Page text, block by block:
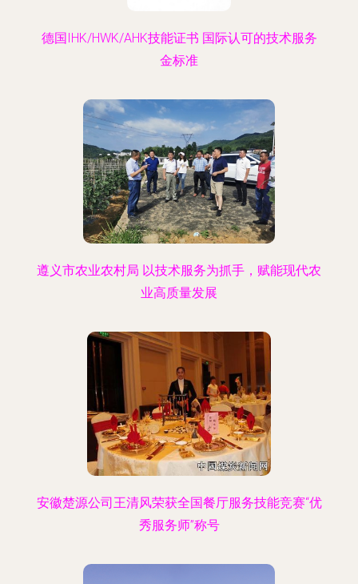
德国IHK/HWK/AHK技能证书 国际认可的技术服务
金标准
遵义市农业农村局 以技术服务为抓手，赋能现代农
业高质量发展
安徽楚源公司王清风荣获全国餐厅服务技能竞赛“优
秀服务师”称号